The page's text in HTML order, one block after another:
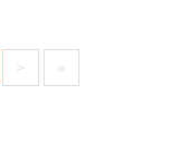
> »